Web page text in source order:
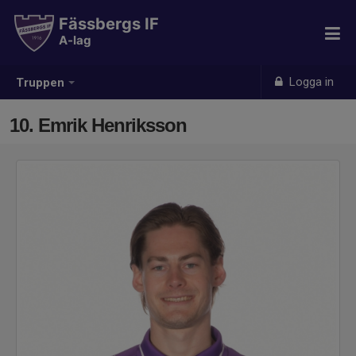
Truppen Logga in
Fässbergs IF
A-lag
10. Emrik Henriksson